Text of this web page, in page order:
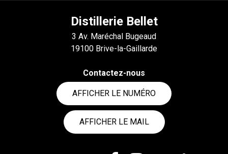
Distillerie Bellet
3 Av. Maréchal Bugeaud
19100 Brive-la-Gaillarde
Contactez-nous
AFFICHER LE NUMÉRO
AFFICHER LE MAIL